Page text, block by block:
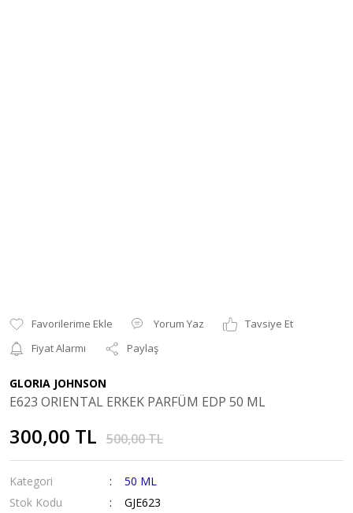
Yorum Yaz
Tavsiye Et
Fiyat Alarmı
Paylaş
GLORIA JOHNSON
E623 ORIENTAL ERKEK PARFÜM EDP 50 ML
300,00 TL 500,00 TL
Kategori
50 ML
Stok Kodu
GJE623